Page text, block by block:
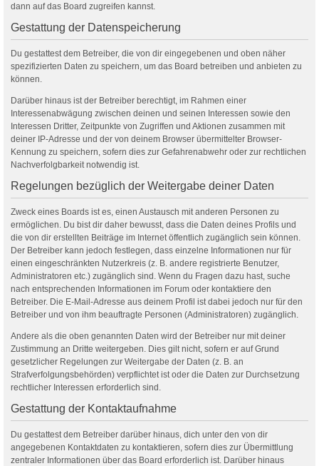
dann auf das Board zugreifen kannst.
Gestattung der Datenspeicherung
Du gestattest dem Betreiber, die von dir eingegebenen und oben näher
spezifizierten Daten zu speichern, um das Board betreiben und anbieten zu
können.
Darüber hinaus ist der Betreiber berechtigt, im Rahmen einer
Interessenabwägung zwischen deinen und seinen Interessen sowie den
Interessen Dritter, Zeitpunkte von Zugriffen und Aktionen zusammen mit
deiner IP-Adresse und der von deinem Browser übermittelter Browser-
Kennung zu speichern, sofern dies zur Gefahrenabwehr oder zur rechtlichen
Nachverfolgbarkeit notwendig ist.
Regelungen bezüglich der Weitergabe deiner Daten
Zweck eines Boards ist es, einen Austausch mit anderen Personen zu
ermöglichen. Du bist dir daher bewusst, dass die Daten deines Profils und
die von dir erstellten Beiträge im Internet öffentlich zugänglich sein können.
Der Betreiber kann jedoch festlegen, dass einzelne Informationen nur für
einen eingeschränkten Nutzerkreis (z. B. andere registrierte Benutzer,
Administratoren etc.) zugänglich sind. Wenn du Fragen dazu hast, suche
nach entsprechenden Informationen im Forum oder kontaktiere den
Betreiber. Die E-Mail-Adresse aus deinem Profil ist dabei jedoch nur für den
Betreiber und von ihm beauftragte Personen (Administratoren) zugänglich.
Andere als die oben genannten Daten wird der Betreiber nur mit deiner
Zustimmung an Dritte weitergeben. Dies gilt nicht, sofern er auf Grund
gesetzlicher Regelungen zur Weitergabe der Daten (z. B. an
Strafverfolgungsbehörden) verpflichtet ist oder die Daten zur Durchsetzung
rechtlicher Interessen erforderlich sind.
Gestattung der Kontaktaufnahme
Du gestattest dem Betreiber darüber hinaus, dich unter den von dir
angegebenen Kontaktdaten zu kontaktieren, sofern dies zur Übermittlung
zentraler Informationen über das Board erforderlich ist. Darüber hinaus